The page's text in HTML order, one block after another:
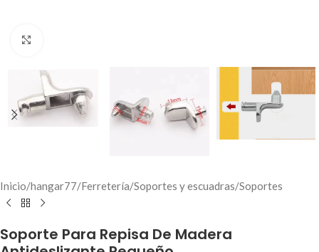
Inicio/hangar77/Ferretería/Soportes y escuadras/Soportes
Soporte Para Repisa De Madera